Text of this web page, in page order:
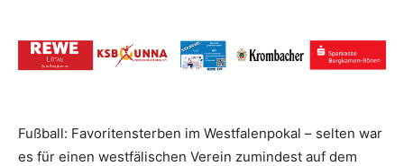
Fußball: Favoritensterben im Westfalenpokal – selten war
es für einen westfälischen Verein zumindest auf dem